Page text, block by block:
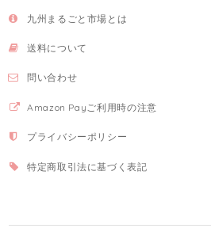
九州まるごと市場とは
送料について
問い合わせ
Amazon Payご利用時の注意
プライバシーポリシー
特定商取引法に基づく表記